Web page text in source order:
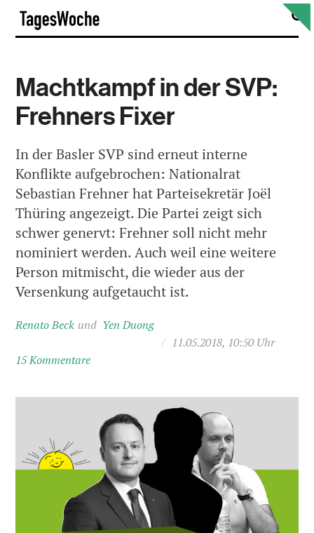
Skip
content
Machtkampf in der SVP:
Frehners Fixer
In der Basler SVP sind erneut interne
Konflikte aufgebrochen: Nationalrat
Sebastian Frehner hat Parteisekretär Joël
Thüring angezeigt. Die Partei zeigt sich
schwer genervt: Frehner soll nicht mehr
nominiert werden. Auch weil eine weitere
Person mitmischt, die wieder aus der
Versenkung aufgetaucht ist.
Renato Beck
Yen Duong
/ 11.05.2018, 10:50 Uhr
15 Kommentare